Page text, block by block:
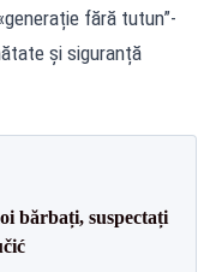
fără tutun”-
și siguranță
bărbați, suspectați